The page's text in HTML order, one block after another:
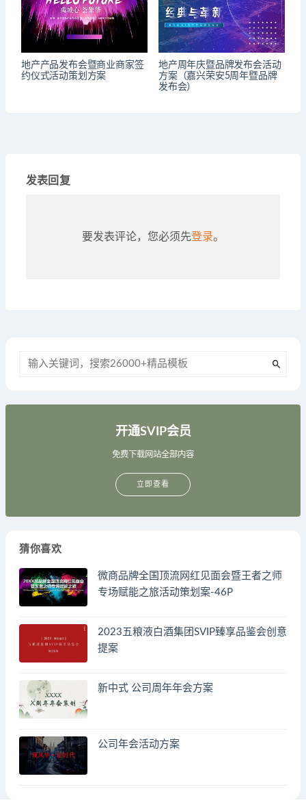
地产产品发布会暨商业商家签
约仪式活动策划方案
地产周年庆暨品牌发布会活动
方案（嘉兴荣安5周年暨品牌
发布会）
发表回复
要发表评论，您必须先登录。
开通SVIP会员
免费下载网站全部内容
立即查看
猜你喜欢
微商品牌全国顶流网红见面会暨王者之师
专场赋能之旅活动策划案-46P
2023五粮液白酒集团SVIP臻享品鉴会创意
提案
新中式 公司周年年会方案
公司年会活动方案